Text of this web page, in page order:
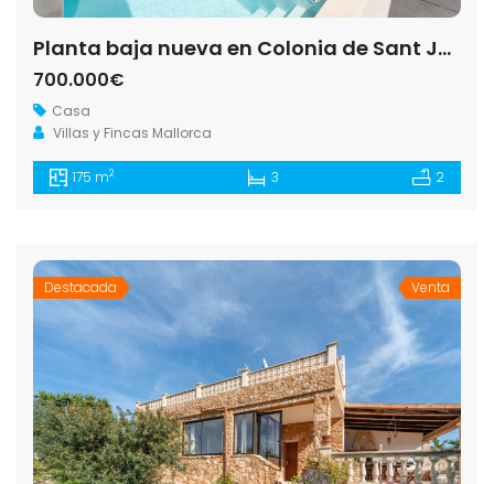
Planta baja nueva en Colonia de Sant Jordi con piscina y garaje
700.000€
Casa
Villas y Fincas Mallorca
175 m2 3 2
Destacada Venta